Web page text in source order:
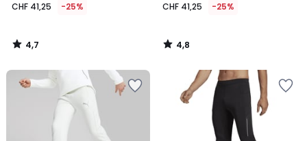
CHF 41,25 -25%
4,7
/
CHF 41,25 -25%
4,8
/